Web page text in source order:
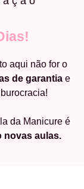
aqui não for o
de garantiae
da Manicure é
novas aulas.